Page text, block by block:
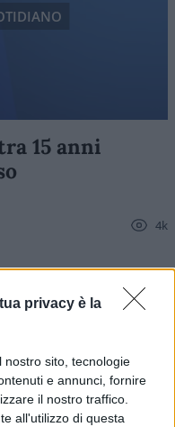
privacy è la
nostro sito, tecnologie
e annunci, fornire
il nostro traffico.
all'utilizzo di questa
15 anni
4k